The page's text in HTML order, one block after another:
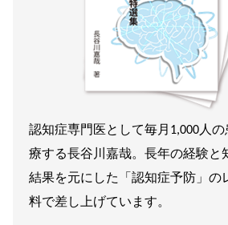
認知症専門医として毎月1,000人
療する長谷川嘉哉。長年の経験と
結果を元にした「認知症予防」の
料で差し上げています。